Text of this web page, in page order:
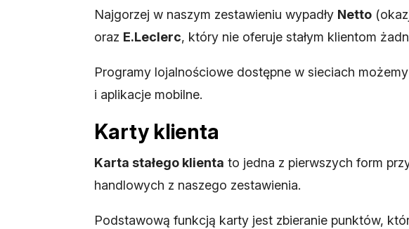
Najgorzej w naszym zestawieniu wypadły Netto
oraz E.Leclerc, który nie oferuje stałym klientom
Programy lojalnościowe dostępne w sieciach
i aplikacje mobilne.
Karty klienta
Karta stałego klienta to jedna z pierwszych form
handlowych z naszego zestawienia.
Podstawową funkcją karty jest zbieranie punktów,